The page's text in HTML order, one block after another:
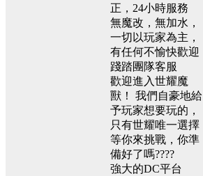
正，24小時服務
無魔改，無加水，
一切以玩家為主，
有任何不愉快歡迎
踐踏團隊客服
歡迎進入世耀魔
獸！ 我們自豪地給
予玩家想要玩的，
只有世耀唯一選擇
等你來挑戰，你準
備好了嗎????
強大的DC平台